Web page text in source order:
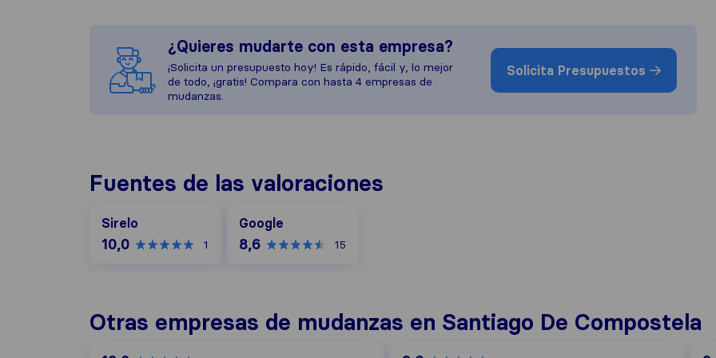
¿Quieres mudarte con esta empresa?
¡Solicita un presupuesto hoy! Es rápido, fácil y, lo mejor
de todo, ¡gratis! Compara con hasta 4 empresas de
mudanzas.
Solicita Presupuestos
Fuentes de las valoraciones
Sirelo
10,0 1
Google
8,6 15
Otras empresas de mudanzas en Santiago De Compostela